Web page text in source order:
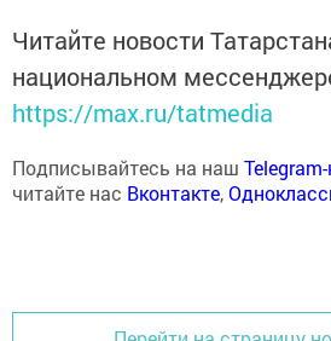
Читайте новости
национальном
https://max.ru/tatmedia
Подписывайтесь на наш
читайте нас Вконтакте,